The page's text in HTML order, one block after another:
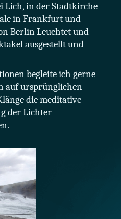
Lich, in der Stadtkirche
in Frankfurt und
Berlin Leuchtet und
ausgestellt und
begleite ich gerne
auf ursprünglichen
die meditative
der Lichter